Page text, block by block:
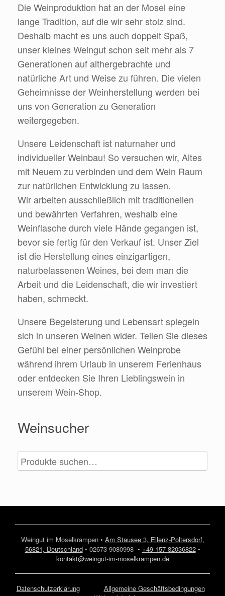
Die Weinproduktion hat an der Mosel eine
lange Tradition, auf die wir sehr stolz sind.
Deshalb macht es uns auch doppelt Spaß,
unser kleines Weingut schon seit mehr als 7
Generationen auf althergebrachte und
natürliche Art und Weise zu führen. Die vielen
Geheimnisse der Weinherstellung werden bei
uns von Generation zu Generation
weitergegeben.
Unsere Leidenschaft ist naturnaher und
individueller Weinbau! So versuchen wir, Altes
mit Neuem zu verbinden und dem Wein Raum
zur natürlichen Entwicklung zu lassen.
Wir arbeiten ausschließlich mit traditionellen
und bewährten Verfahren, weshalb eine
Weinflasche durch viele Hände gegangen ist,
bevor sie fertig für den Verkauf ist. Unser Ziel
ist die Herstellung eines einzigartigen,
naturbelassenen Weines, bei dem man die
Arbeit und die Leidenschaft, die wir investiert
haben, schmeckt.
Unsere Begeisterung und Lebensart spiegeln
sich in unseren Weinen wider. Teilen Sie dieses
Gefühl bei einer persönlichen Weinprobe
während ihrem Urlaub in unserem Ferienhaus
oder entdecken Sie Ihren Lieblingswein in
unserem Wein-Shop.
Weinsucher
Weingut im Moselkrampen • Am Stausee 3, Ellenz-Poltersdorf,
56821, Deutschland• 02673 9080998 • +49 157 82036822•
kontakt@weingut-im-moselkrampen.de
Datenschutzerklärung
Allgemeine Geschäftsbedingungen